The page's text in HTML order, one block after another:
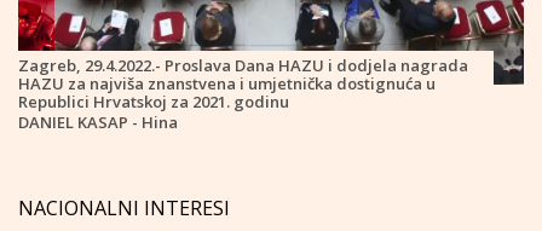
Zagreb, 29.4.2022.- Proslava Dana HAZU i dodjela nagrada
HAZU za najviša znanstvena i umjetnička dostignuća u
Republici Hrvatskoj za 2021. godinu
DANIEL KASAP - Hina
NACIONALNI INTERESI